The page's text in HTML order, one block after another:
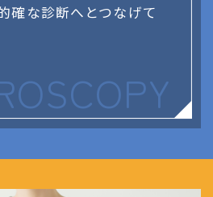
確な診断へとつなげて